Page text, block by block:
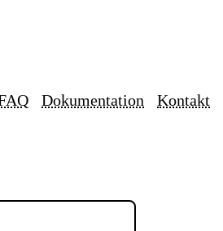
Dokumentation Kontakt